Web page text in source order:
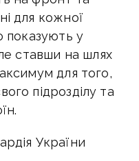
для кожної
показують у
ставши на шлях
для того,
підрозділу та
України